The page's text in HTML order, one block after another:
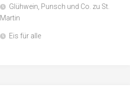
Glühwein, Punsch und Co. zu St.
Martin
Eis für alle